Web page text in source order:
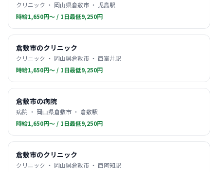
クリニック ・ 岡山県倉敷市 ・ 児島駅
時給1,650円〜 / 1日最低9,250円
倉敷市のクリニック
クリニック ・ 岡山県倉敷市 ・ 西富井駅
時給1,650円〜 / 1日最低9,250円
倉敷市の病院
病院 ・ 岡山県倉敷市 ・ 倉敷駅
時給1,650円〜 / 1日最低9,250円
倉敷市のクリニック
クリニック ・ 岡山県倉敷市 ・ 西阿知駅